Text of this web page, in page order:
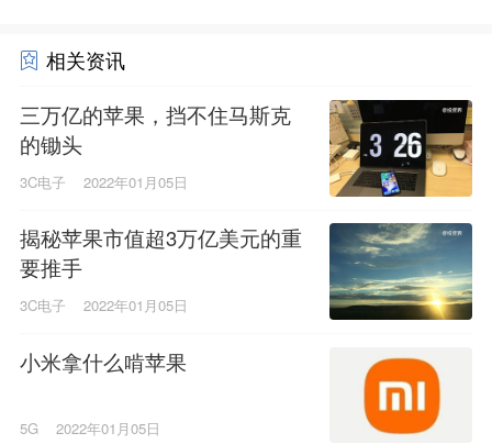
相关资讯
三万亿的苹果，挡不住马斯克
的锄头
3C电子 2022年01月05日
揭秘苹果市值超3万亿美元的重
要推手
3C电子 2022年01月05日
小米拿什么啃苹果
5G 2022年01月05日